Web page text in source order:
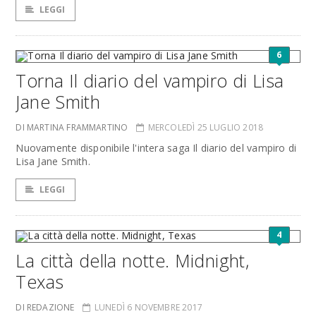
LEGGI
6
Torna Il diario del vampiro di Lisa
Jane Smith
DI MARTINA FRAMMARTINO MERCOLEDÌ 25 LUGLIO 2018
Nuovamente disponibile l'intera saga Il diario del vampiro di
Lisa Jane Smith.
LEGGI
4
La città della notte. Midnight,
Texas
DI REDAZIONE LUNEDÌ 6 NOVEMBRE 2017